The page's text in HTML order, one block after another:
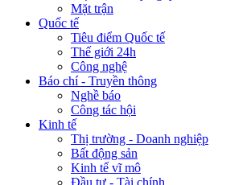
Mặt trận
Quốc tế
Tiêu điểm Quốc tế
Thế giới 24h
Công nghệ
Báo chí - Truyền thông
Nghề báo
Công tác hội
Kinh tế
Thị trường - Doanh nghiệp
Bất động sản
Kinh tế vĩ mô